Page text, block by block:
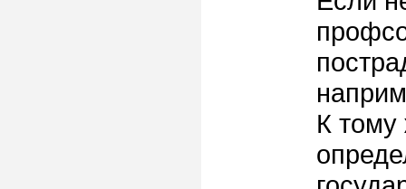
К тому